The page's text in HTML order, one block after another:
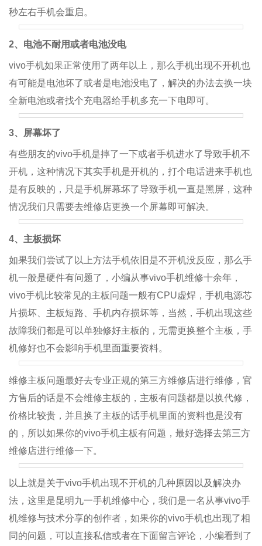
秒左右手机会重启。
2、电池不耐用或者电池没电
vivo手机如果正常使用了两年以上，那么手机出现不开机也
有可能是电池坏了或者是电池没电了，解决的办法去换一块
全新电池或者找个充电器给手机多充一下电即可。
3、屏幕坏了
有些朋友的vivo手机是摔了一下或者手机进水了导致手机不
开机，这种情况下其实手机是开机的，打个电话进来手机也
是有反映的，只是手机屏幕坏了导致手机一直是黑屏，这种
情况我们只需要去维修店更换一个屏幕即可解决。
4、主板损坏
如果我们尝试了以上方法手机依旧是不开机没反应，那么手
机一般是硬件有问题了，小编从事vivo手机维修十余年，
vivo手机比较常见的主板问题一般有CPU虚焊，手机电源芯
片损坏、主板短路、手机内存损坏等，当然，手机出现这些
故障我们都是可以单独修好主板的，无需更换整个主板，手
机修好也不会影响手机里面重要资料。
维修主板问题最好去专业正规的第三方维修店进行维修，官
方售后的话是不会维修主板的，主板有问题都是以换代修，
价格比较贵，并且换了主板的话手机里面的资料也是没有
的，所以如果你的vivo手机主板有问题，最好选择去第三方
维修店进行维修一下。
以上就是关于vivo手机出现不开机的几种原因以及解决办
法，这里是昆明九一手机维修中心，我们是一名从事vivo手
机维修与技术分享的创作者，如果你的vivo手机也出现了相
同的问题，可以直接私信或者在下面留言评论，小编看到了